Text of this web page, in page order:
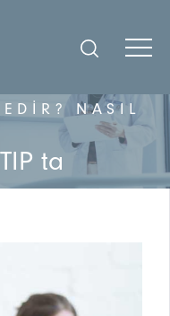
NASIL
ta